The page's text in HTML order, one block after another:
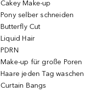
Cakey Make-up
Pony selber schneiden
Butterfly Cut
Liquid Hair
PDRN
Make-up für große Poren
Haare jeden Tag waschen
Curtain Bangs